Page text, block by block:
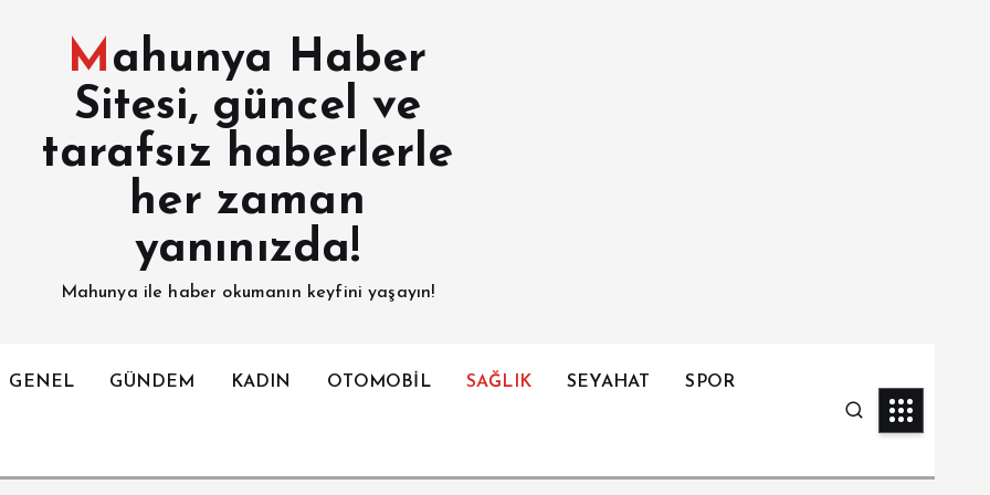
Mahunya Haber
Sitesi, güncel ve
tarafsız haberlerle
her zaman
yanınızda!
Mahunya ile haber okumanın keyfini yaşayın!
GENEL GÜNDEM KADIN OTOMOBİL SAĞLIK SEYAHAT SPOR